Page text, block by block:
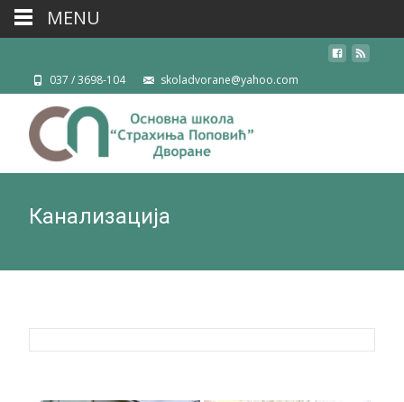
037 / 3698-104 skoladvorane@yahoo.com
Канализација
MENU